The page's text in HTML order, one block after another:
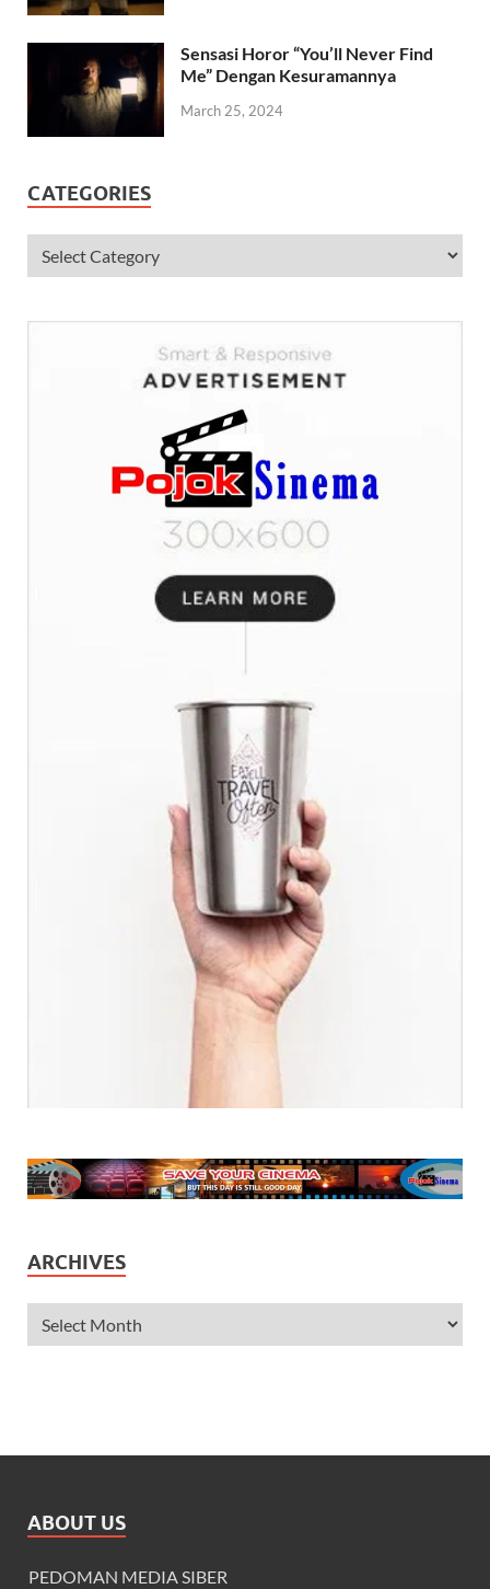
Sensasi Horor “You’ll Never Find
Me” Dengan Kesuramannya
March 25, 2024
CATEGORIES
ARCHIVES
ABOUT US
PEDOMAN MEDIA SIBER